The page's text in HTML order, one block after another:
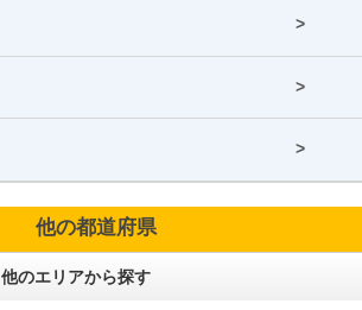
他の都道府県
他のエリアから探す